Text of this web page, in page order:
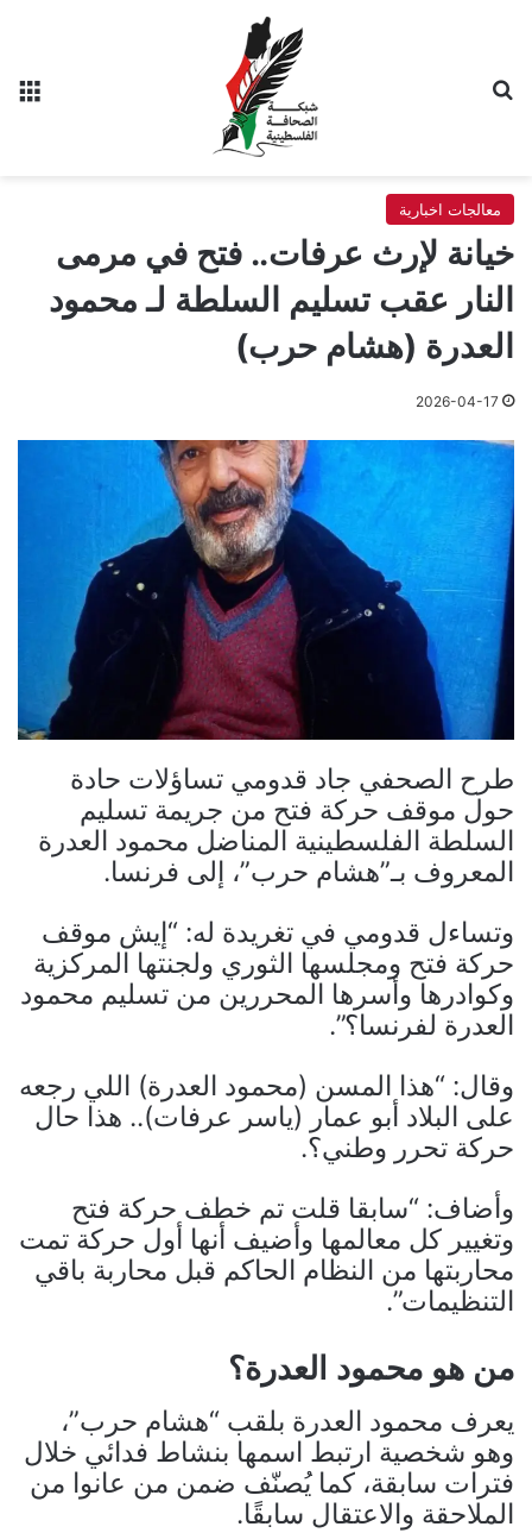
معالجات اخبارية
خيانة لإرث عرفات.. فتح في مرمى
النار عقب تسليم السلطة لـ محمود
العدرة (هشام حرب)
2026-04-17
طرح الصحفي جاد قدومي تساؤلات حادة
حول موقف حركة فتح من جريمة تسليم
السلطة الفلسطينية المناضل محمود العدرة
المعروف بـ”هشام حرب”، إلى فرنسا.
وتساءل قدومي في تغريدة له: “إيش موقف
حركة فتح ومجلسها الثوري ولجنتها المركزية
وكوادرها وأسرها المحررين من تسليم محمود
العدرة لفرنسا؟”.
وقال: “هذا المسن (محمود العدرة) اللي رجعه
على البلاد أبو عمار (ياسر عرفات).. هذا حال
حركة تحرر وطني؟.
وأضاف: “سابقا قلت تم خطف حركة فتح
وتغيير كل معالمها وأضيف أنها أول حركة تمت
محاربتها من النظام الحاكم قبل محاربة باقي
التنظيمات”.
من هو محمود العدرة؟
يعرف محمود العدرة بلقب “هشام حرب”،
وهو شخصية ارتبط اسمها بنشاط فدائي خلال
فترات سابقة، كما يُصنّف ضمن من عانوا من
الملاحقة والاعتقال سابقًا.